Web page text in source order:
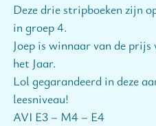
Deze drie stripboeken zijn
in groep 4.
Joep is winnaar van de
het Jaar.
Lol gegarandeerd in deze
leesniveau!
AVI E3 – M4 – E4